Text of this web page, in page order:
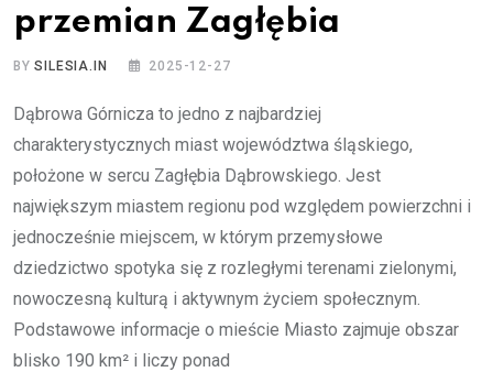
przemian Zagłębia
BYSILESIA.IN 2025-12-27
Dąbrowa Górnicza to jedno z najbardziej
charakterystycznych miast województwa śląskiego,
położone w sercu Zagłębia Dąbrowskiego. Jest
największym miastem regionu pod względem powierzchni i
jednocześnie miejscem, w którym przemysłowe
dziedzictwo spotyka się z rozległymi terenami zielonymi,
nowoczesną kulturą i aktywnym życiem społecznym.
Podstawowe informacje o mieście Miasto zajmuje obszar
blisko 190 km² i liczy ponad